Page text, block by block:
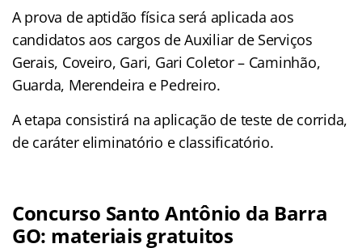
A prova de aptidão física será aplicada aos
candidatos aos cargos de Auxiliar de Serviços
Gerais, Coveiro, Gari, Gari Coletor – Caminhão,
Guarda, Merendeira e Pedreiro.
A etapa consistirá na aplicação de teste de corrida,
de caráter eliminatório e classificatório.
Concurso Santo Antônio da Barra
GO: materiais gratuitos